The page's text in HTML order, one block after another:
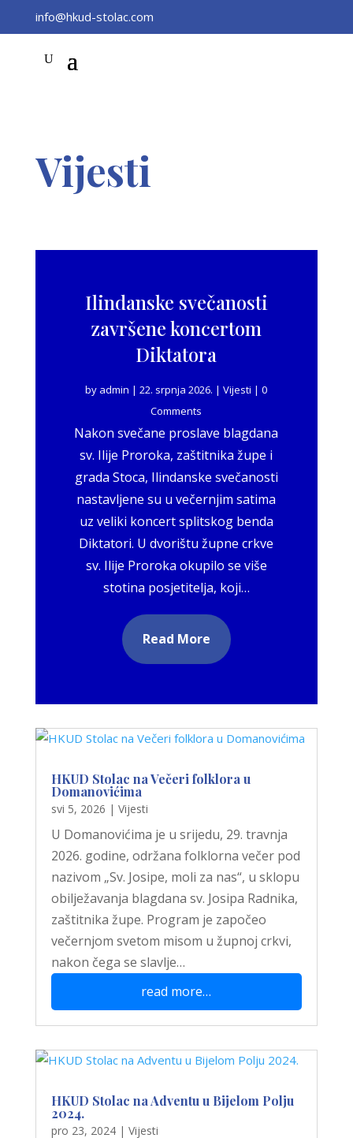
info@hkud-stolac.com
Vijesti
Ilindanske svečanosti
završene koncertom
Diktatora
by admin |22. srpnja 2026. |Vijesti | 0
Comments
Nakon svečane proslave blagdana
sv. Ilije Proroka, zaštitnika župe i
grada Stoca, Ilindanske svečanosti
nastavljene su u večernjim satima
uz veliki koncert splitskog benda
Diktatori. U dvorištu župne crkve
sv. Ilije Proroka okupilo se više
stotina posjetitelja, koji…
Read More
HKUD Stolac na Večeri folklora u
Domanovićima
svi 5, 2026 | Vijesti
U Domanovićima je u srijedu, 29. travnja
2026. godine, održana folklorna večer pod
nazivom „Sv. Josipe, moli za nas“, u sklopu
obilježavanja blagdana sv. Josipa Radnika,
zaštitnika župe. Program je započeo
večernjom svetom misom u župnoj crkvi,
nakon čega se slavlje…
read more…
HKUD Stolac na Adventu u Bijelom Polju
2024.
pro 23, 2024| Vijesti